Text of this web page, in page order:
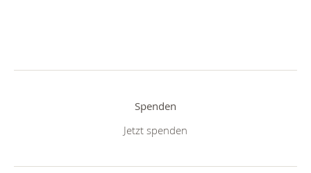
Spenden
Jetzt spenden